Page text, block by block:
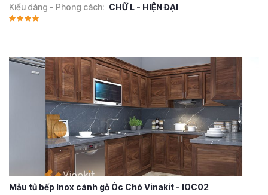
Kiểu dáng - Phong cách: CHỮ L - HIỆN ĐẠI
Mẫu tủ bếp Inox cánh gỗ Óc Chó Vinakit - IOC02